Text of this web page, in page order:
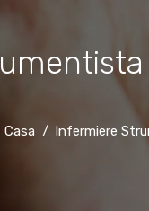
Casa Infermiere